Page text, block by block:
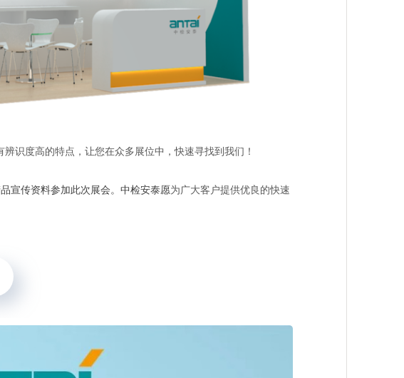
识度高的特点，让您在众多展位中，快速寻找到我们！
宣传资料参加此次展会。中检安泰愿为广大客户提供优良的快速